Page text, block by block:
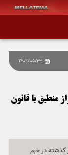
1402/05/23
منطبق با قانون
گذشته در حرم